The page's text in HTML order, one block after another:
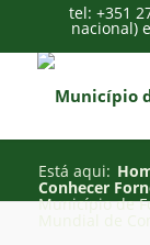
tel: +351
nacional)
Está aqui:
Conhecer
Município de
Mundial de